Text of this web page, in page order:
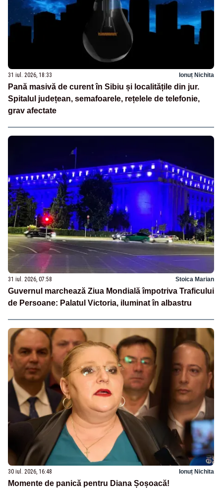
31 iul. 2026, 18:33 Ionuț Nichita
Pană masivă de curent în Sibiu și localitățile din jur.
Spitalul județean, semafoarele, rețelele de telefonie,
grav afectate
31 iul. 2026, 07:58 Stoica Marian
Guvernul marchează Ziua Mondială împotriva Traficului
de Persoane: Palatul Victoria, iluminat în albastru
30 iul. 2026, 16:48 Ionuț Nichita
Momente de panică pentru Diana Șoșoacă!